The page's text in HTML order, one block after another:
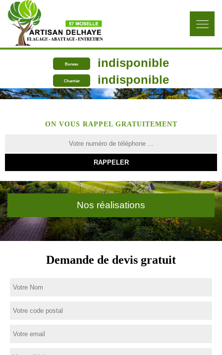
Bureau indisponible
Chantier indisponible
ON VOUS RAPPEL GRATUITEMENT
Nos réalisations
Demande de devis gratuit